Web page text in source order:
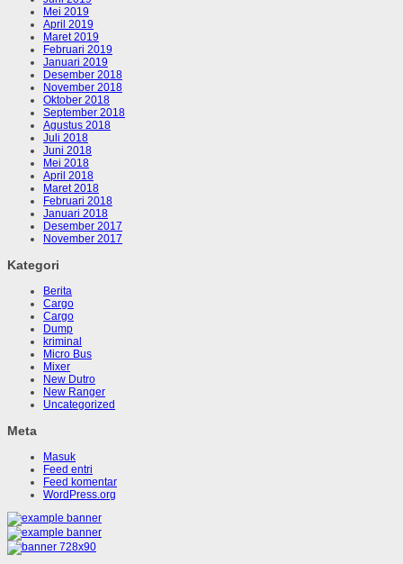
Mei 2019
April 2019
Maret 2019
Februari 2019
Januari 2019
Desember 2018
November 2018
Oktober 2018
September 2018
Agustus 2018
Juli 2018
Juni 2018
Mei 2018
April 2018
Maret 2018
Februari 2018
Januari 2018
Desember 2017
November 2017
Kategori
Berita
Cargo
Cargo
Dump
kriminal
Micro Bus
Mixer
New Dutro
New Ranger
Uncategorized
Meta
Masuk
Feed entri
Feed komentar
WordPress.org